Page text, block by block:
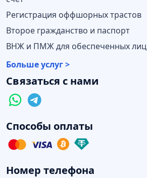
Регистрация оффшорных трастов
Второе гражданство и паспорт
ВНЖ и ПМЖ для обеспеченных лиц
Больше услуг >
Связаться с нами
Способы оплаты
Номер телефона